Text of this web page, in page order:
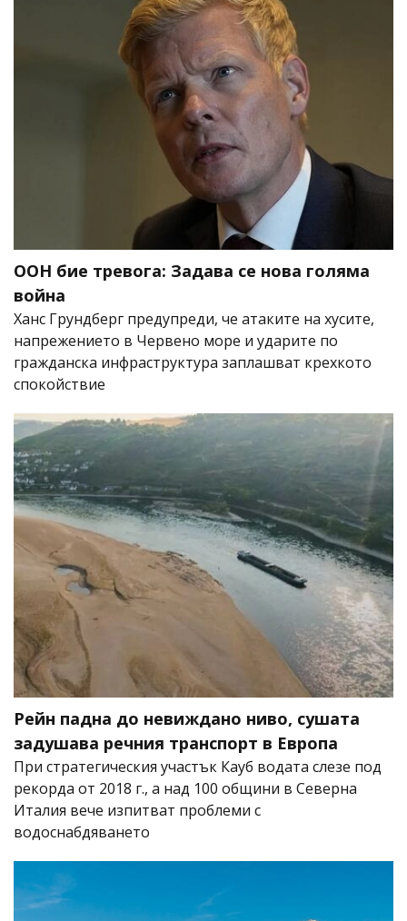
ООН бие тревога: Задава се нова голяма
война
Ханс Грундберг предупреди, че атаките на хусите,
напрежението в Червено море и ударите по
гражданска инфраструктура заплашват крехкото
спокойствие
Рейн падна до невиждано ниво, сушата
задушава речния транспорт в Европа
При стратегическия участък Кауб водата слезе под
рекорда от 2018 г., а над 100 общини в Северна
Италия вече изпитват проблеми с
водоснабдяването